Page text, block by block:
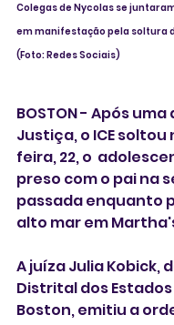
Colegas de Nycolas se
em manifestação pela soltura
(Foto: Redes Sociais)
BOSTON - Após
Justiça, o ICE
feira, 22, o
preso com o pai na
passada enquanto
alto mar em
A juíza Julia Kobick,
Distrital dos
Boston, emitiu a